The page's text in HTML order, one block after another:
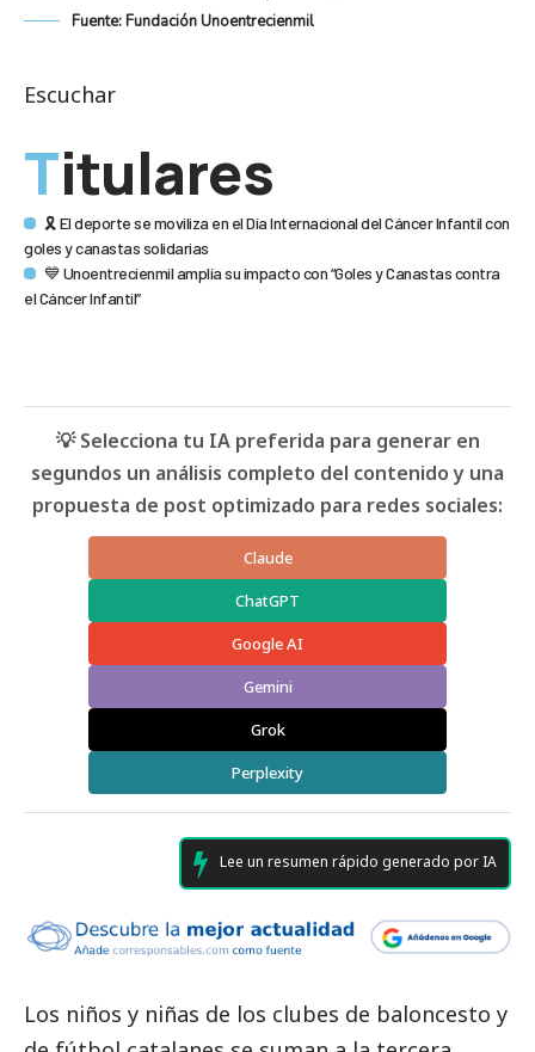
Fuente: Fundación Unoentrecienmil
Escuchar
Titulares
🎗 El deporte se moviliza en el Día Internacional del Cáncer Infantil con
goles y canastas solidarias
💙 Unoentrecienmil amplía su impacto con “Goles y Canastas contra
el Cáncer Infantil”
💡 Selecciona tu IA preferida para generar en
segundos un análisis completo del contenido y una
propuesta de post optimizado para redes sociales:
Claude
ChatGPT
Google AI
Gemini
Grok
Perplexity
Lee un resumen rápido generado por IA
Los niños y niñas de los clubes de baloncesto y